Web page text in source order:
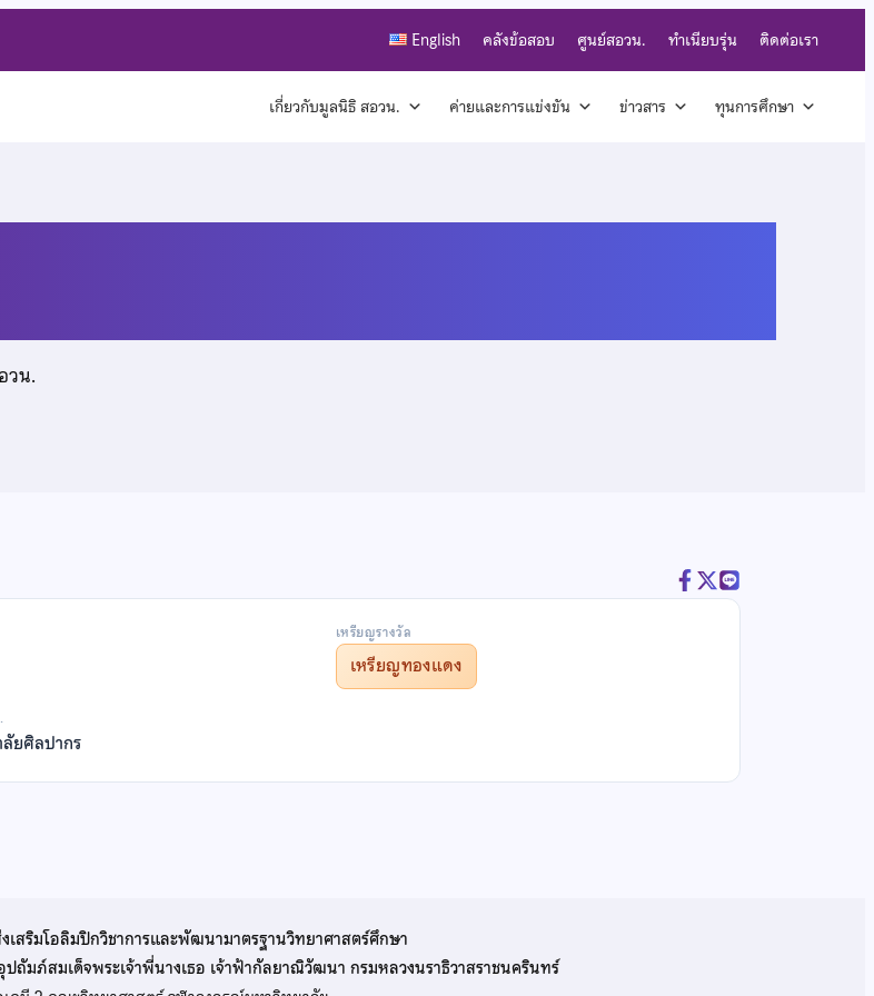
English คลังข้อสอบ ศูนย์สอวน. ทำเนียบรุ่น ติดต่อเรา
เกี่ยวกับมูลนิธิ สอวน. ค่ายและการแข่งขัน ข่าวสาร ทุนการศึกษา
วน.
เหรียญรางวัล
เหรียญทองแดง
ยศิลปากร
เสริมโอลิมปิกวิชาการและพัฒนามาตรฐานวิทยาศาสตร์ศึกษา
ปถัมภ์สมเด็จพระเจ้าพี่นางเธอ เจ้าฟ้ากัลยาณิวัฒนา กรมหลวงนราธิวาสราชนครินทร์